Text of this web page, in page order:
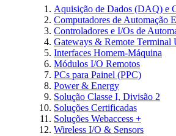
Aquisição de Dados (DAQ) e
Computadores de Automação
Controladores e I/Os de
Gateways & Remote Terminal
Interfaces Homem-Máquina
Módulos I/O Remotos
PCs para Painel (PPC)
Power & Energy
Solução Classe I, Divisão 2
Soluções Certificadas
Soluções Webaccess +
Wireless I/O & Sensors